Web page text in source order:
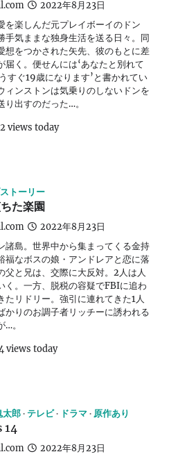
2022年8月23日
を楽しんだ元プレイボーイのドン
手気ままな独身生活を送る日々。同
想をつかされた矢先、彼のもとに差
届く。便せんには‘あなたと別れて
すぐ19歳になります’と書かれてい
ィンストンは気乗りのしないドンを
出すのだった…。
views today
トーリー
た楽園
2022年8月23日
諸島。世界中から集まってくる金持
福なボスの娘・アンドレアと恋に落
父と兄は、交際に大反対。2人は人
く。一方、脱税の容疑でFBIに追わ
たリドリー。強引に連れてきた1人
かりのお調子者リッチーに誘われる
…。
views today
太郎 テレビ ドラマ 原作あり
14
2022年8月23日